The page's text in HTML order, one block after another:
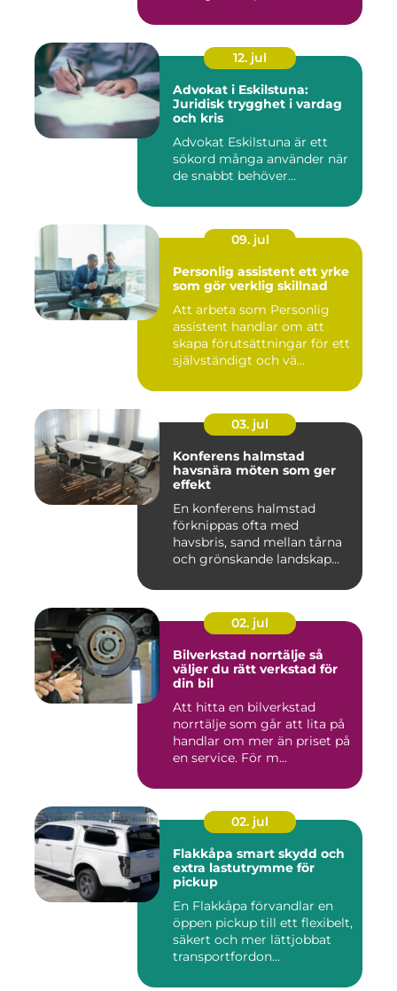
12. jul
Advokat i Eskilstuna:
Juridisk trygghet i vardag
och kris
Advokat Eskilstuna är ett
sökord många använder när
de snabbt behöver...
09. jul
Personlig assistent ett yrke
som gör verklig skillnad
Att arbeta som Personlig
assistent handlar om att
skapa förutsättningar för ett
självständigt och vä...
03. jul
Konferens halmstad
havsnära möten som ger
effekt
En konferens halmstad
förknippas ofta med
havsbris, sand mellan tårna
och grönskande landskap
02. jul
Bilverkstad norrtälje så
väljer du rätt verkstad för
din bil
Att hitta en bilverkstad
norrtälje som går att lita på
handlar om mer än priset på
en service. För m...
02. jul
Flakkåpa smart skydd och
extra lastutrymme för
pickup
En Flakkåpa förvandlar en
öppen pickup till ett flexibelt,
säkert och mer lättjobbat
transportfordon...